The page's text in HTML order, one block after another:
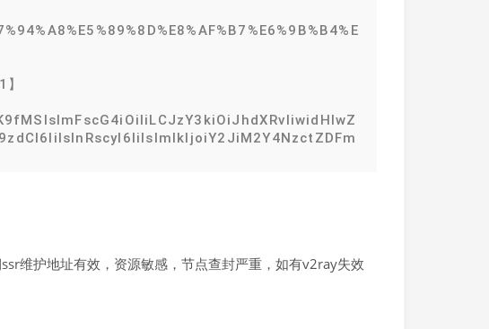
维护地址有效，资源敏感，节点查封严重，如有v2ray失效